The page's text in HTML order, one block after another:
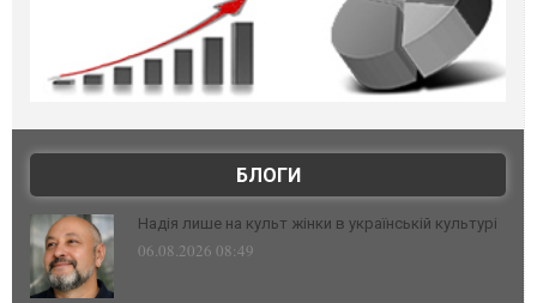
БЛОГИ
Надія лише на культ жінки в українській культурі
06.08.2026 08:49